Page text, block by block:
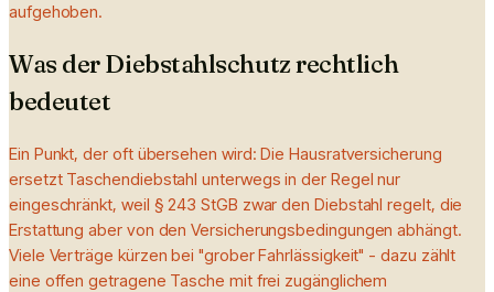
aufgehoben.
Was der Diebstahlschutz rechtlich
bedeutet
Ein Punkt, der oft übersehen wird: Die Hausratversicherung
ersetzt Taschendiebstahl unterwegs in der Regel nur
eingeschränkt, weil § 243 StGB zwar den Diebstahl regelt, die
Erstattung aber von den Versicherungsbedingungen abhängt.
Viele Verträge kürzen bei "grober Fahrlässigkeit" - dazu zählt
eine offen getragene Tasche mit frei zugänglichem